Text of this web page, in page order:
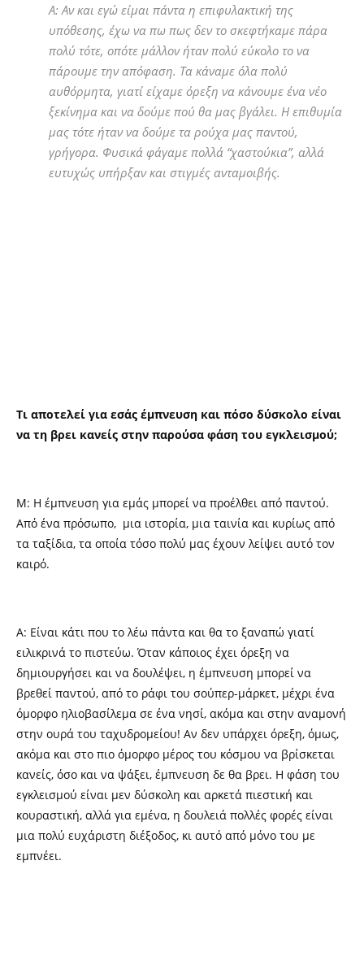
Α: Αν και εγώ είμαι πάντα η επιφυλακτική της
υπόθεσης, έχω να πω πως δεν το σκεφτήκαμε πάρα
πολύ τότε, οπότε μάλλον ήταν πολύ εύκολο το να
πάρουμε την απόφαση. Τα κάναμε όλα πολύ
αυθόρμητα, γιατί είχαμε όρεξη να κάνουμε ένα νέο
ξεκίνημα και να δούμε πού θα μας βγάλει. Η επιθυμία
μας τότε ήταν να δούμε τα ρούχα μας παντού,
γρήγορα. Φυσικά φάγαμε πολλά “χαστούκια”, αλλά
ευτυχώς υπήρξαν και στιγμές ανταμοιβής.
Τι αποτελεί για εσάς έμπνευση και πόσο δύσκολο είναι
να τη βρει κανείς στην παρούσα φάση του εγκλεισμού;
M: Η έμπνευση για εμάς μπορεί να προέλθει από παντού.
Από ένα πρόσωπο, μια ιστορία, μια ταινία και κυρίως από
τα ταξίδια, τα οποία τόσο πολύ μας έχουν λείψει αυτό τον
καιρό.
Α: Είναι κάτι που το λέω πάντα και θα το ξαναπώ γιατί
ειλικρινά το πιστεύω. Όταν κάποιος έχει όρεξη να
δημιουργήσει και να δουλέψει, η έμπνευση μπορεί να
βρεθεί παντού, από το ράφι του σούπερ-μάρκετ, μέχρι ένα
όμορφο ηλιοβασίλεμα σε ένα νησί, ακόμα και στην αναμονή
στην ουρά του ταχυδρομείου! Αν δεν υπάρχει όρεξη, όμως,
ακόμα και στο πιο όμορφο μέρος του κόσμου να βρίσκεται
κανείς, όσο και να ψάξει, έμπνευση δε θα βρει. Η φάση του
εγκλεισμού είναι μεν δύσκολη και αρκετά πιεστική και
κουραστική, αλλά για εμένα, η δουλειά πολλές φορές είναι
μια πολύ ευχάριστη διέξοδος, κι αυτό από μόνο του με
εμπνέει.